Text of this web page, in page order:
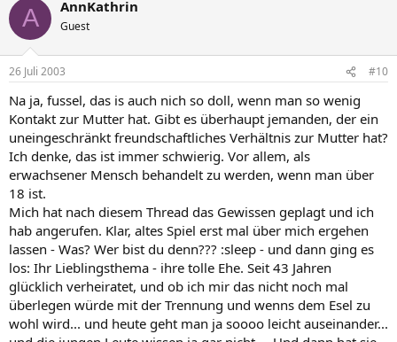
A AnnKathrin
Guest
26 Juli 2003 #10
Na ja, fussel, das is auch nich so doll, wenn man so wenig
Kontakt zur Mutter hat. Gibt es überhaupt jemanden, der ein
uneingeschränkt freundschaftliches Verhältnis zur Mutter hat?
Ich denke, das ist immer schwierig. Vor allem, als
erwachsener Mensch behandelt zu werden, wenn man über
18 ist.
Mich hat nach diesem Thread das Gewissen geplagt und ich
hab angerufen. Klar, altes Spiel erst mal über mich ergehen
lassen - Was? Wer bist du denn??? :sleep - und dann ging es
los: Ihr Lieblingsthema - ihre tolle Ehe. Seit 43 Jahren
glücklich verheiratet, und ob ich mir das nicht noch mal
überlegen würde mit der Trennung und wenns dem Esel zu
wohl wird... und heute geht man ja soooo leicht auseinander...